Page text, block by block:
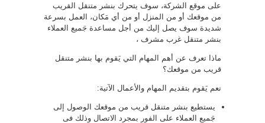
على موقع الشركة، سوف يتحرك بنشر متنقل القريب
من موقعك أو من المنزل أو من أي مَكان، العمل بسرعة
شديدة سوف يصل إليك من أجل مساعدة جَميع العملاء
بنشر متنقل غرب مشرف ،
ماذا تعرف عن أهم المهام التي يَقوم بها بنشر متنقل
قريب من موقعك؟
نعم يَقوم بتقديم المهام والأعمال الآتية:
يستطيع بنشر متنقل قريب من موقعك الوصول إلى
جَميع العملاء على الفور بمجرد الاتصال وذلك فى